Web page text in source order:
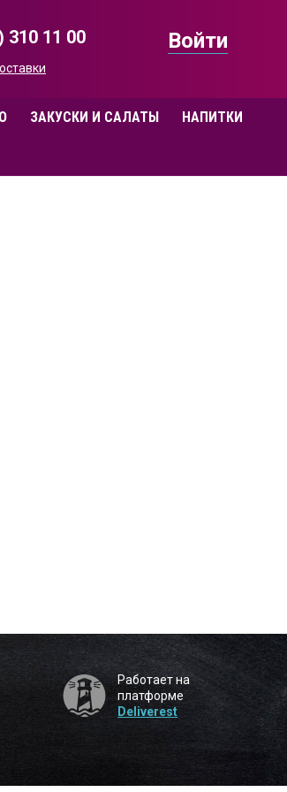
310 11 00 Войти
ЗАКУСКИ И САЛАТЫ НАПИТКИ
Работает на
платформе
Deliverest